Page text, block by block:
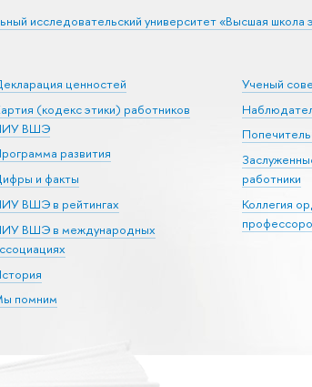
исследовательский университет «Высшая школа
ценностей
(кодекс этики) работников
ВШЭ
развития
и факты
ВШЭ в рейтингах
ВШЭ в международных
помним
Ученый
работники
Коллегия